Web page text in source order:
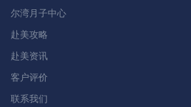
尔湾月子中心
赴美攻略
赴美资讯
客户评价
联系我们